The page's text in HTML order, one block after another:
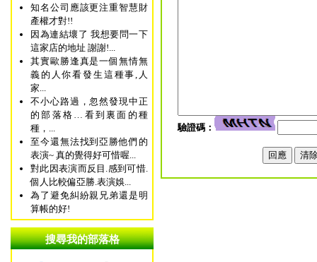
知名公司應該更注重智慧財
產權才對!!
因為連結壞了 我想要問一下
這家店的地址 謝謝!...
其實歐勝逢真是一個無情無
義的人你看發生這種事,人
家...
不小心路過，忽然發現中正
的部落格…看到裏面的種
種，...
至今還無法找到亞勝他們的
表演~ 真的覺得好可惜喔...
對此因表演而反目.感到可惜.
個人比較偏亞勝.表演娛...
為了避免糾紛親兄弟還是明
算帳的好!
搜尋我的部落格
驗證碼：